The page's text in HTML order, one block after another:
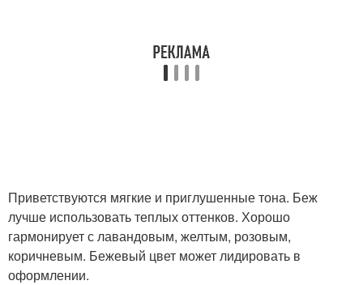
Приветствуются мягкие и приглушенные тона. Беж
лучше использовать теплых оттенков. Хорошо
гармонирует с лавандовым, желтым, розовым,
коричневым. Бежевый цвет может лидировать в
оформлении.